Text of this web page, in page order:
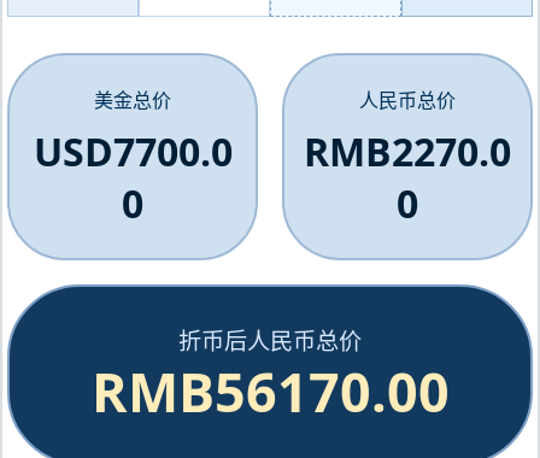
美金总价
USD7700.0
0
人民币总价
RMB2270.0
0
折币后人民币总价
RMB56170.00